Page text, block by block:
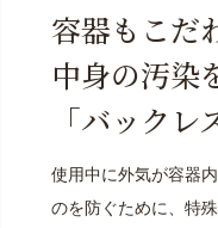
容器もこだ
中身の汚染
「バックレ
使用中に外気が容器
のを防ぐために、特